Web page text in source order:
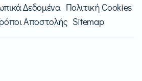
Δεδομένα Πολιτική Cookies
Αποστολής Sitemap